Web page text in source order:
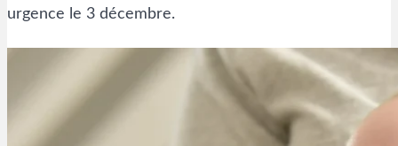
urgence le 3 décembre.